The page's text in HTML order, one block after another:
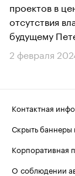
проектов в
отсутствия
будущему
2 февраля
Контактная
Скрыть баннеры
Корпоративная
О соблюдении